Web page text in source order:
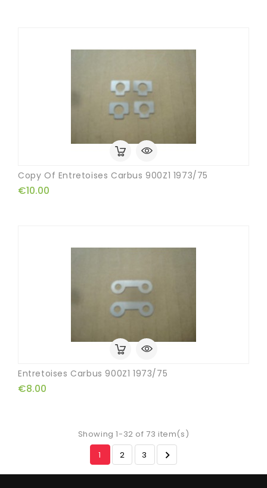
Copy Of Entretoises Carbus 900Z1 1973/75
€10.00
Entretoises Carbus 900Z1 1973/75
€8.00
Showing 1-32 of 73 item(s)
1
2 3 